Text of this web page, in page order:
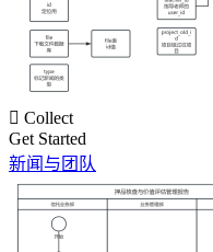
 Collect
Get Started
新闻与团队